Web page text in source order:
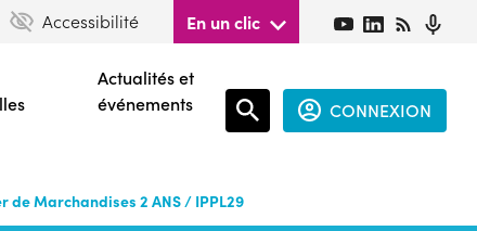
Accessibilité En un clic
Actualités et
événements
CONNEXION
guest
de Marchandises 2 ANS / IPPL29